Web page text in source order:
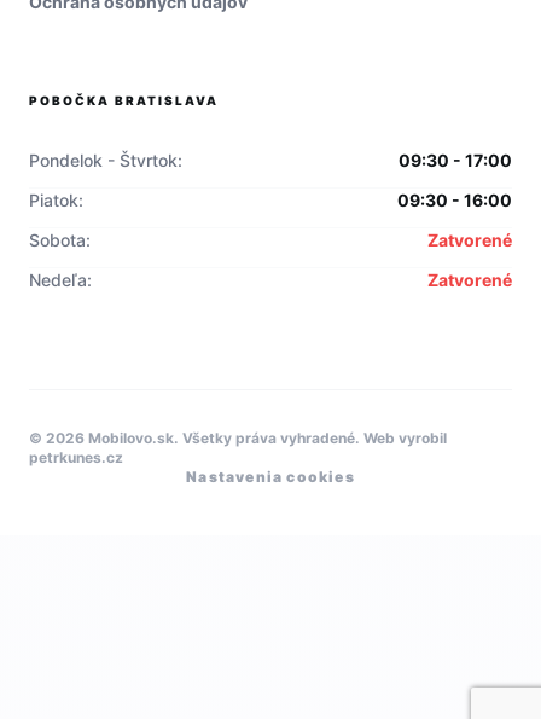
POBOČKA BRATISLAVA
Pondelok - Štvrtok:
09:30 - 17:00
Piatok:
09:30 - 16:00
Sobota:
Zatvorené
Nedeľa:
Zatvorené
© 2026 Mobilovo.sk. Všetky práva vyhradené. Web vyrobil
petrkunes.cz
Nastavenia cookies